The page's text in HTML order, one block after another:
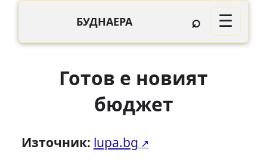
БУДНАЕРА ⌕ ☰
Готов е новият
бюджет
Източник: lupa.bg